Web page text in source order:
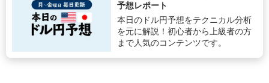
予想レポート
本日のドル円予想をテクニカル分析
を元に解説！初心者から上級者の方
まで人気のコンテンツです。